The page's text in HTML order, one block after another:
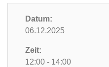
Datum:
06.12.2025
Zeit:
12:00 - 14:00